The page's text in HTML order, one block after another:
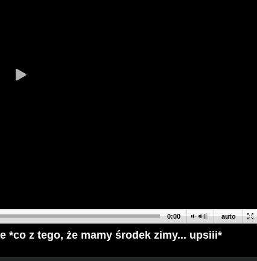
auto
0:00
*co z tego, że mamy środek zimy... upsiii*